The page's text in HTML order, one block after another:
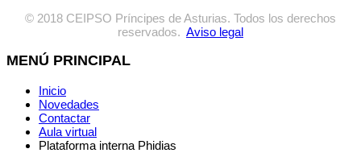
© 2018 CEIPSO Príncipes de Asturias. Todos los derechos
reservados. Aviso legal
MENÚ PRINCIPAL
Inicio
Novedades
Contactar
Aula virtual
Plataforma interna Phidias